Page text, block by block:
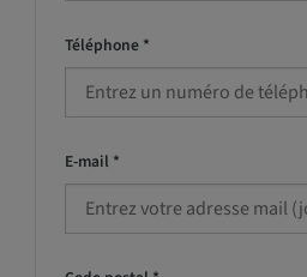
Téléphone *
E-mail *